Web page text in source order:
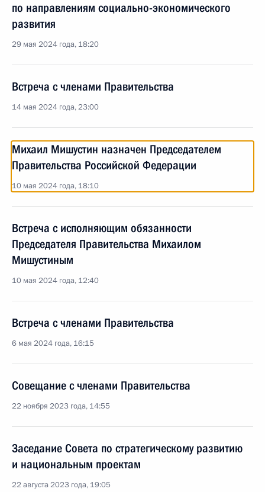
по направлениям социально-экономического
развития
29 мая 2024 года, 18:20
Встреча с членами Правительства
14 мая 2024 года, 23:00
Михаил Мишустин назначен Председателем
Правительства Российской Федерации
10 мая 2024 года, 18:10
Встреча с исполняющим обязанности
Председателя Правительства Михаилом
Мишустиным
10 мая 2024 года, 12:40
Встреча с членами Правительства
6 мая 2024 года, 16:15
Совещание с членами Правительства
22 ноября 2023 года, 14:55
Заседание Совета по стратегическому развитию
и национальным проектам
22 августа 2023 года, 19:05